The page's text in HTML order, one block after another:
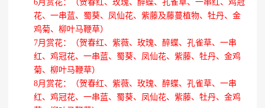
6月赏花：（贺春红、玫瑰、醉蝶、孔雀草、一串红、鸡冠
花、一串蓝、蜀葵、凤仙花、紫藤及藤蔓植物、牡丹、金
鸡菊、柳叶马鞭草）
7月赏花：（贺春红、紫薇、玫瑰、醉蝶、孔雀草、一串
红、鸡冠花、一串蓝、蜀葵、凤仙花、紫藤、牡丹、金鸡
菊、柳叶马鞭草）
8月赏花：（贺春红、紫薇、玫瑰、醉蝶、孔雀草、一串
红、鸡冠花、一串蓝、蜀葵、凤仙花、紫藤、牡丹、金鸡